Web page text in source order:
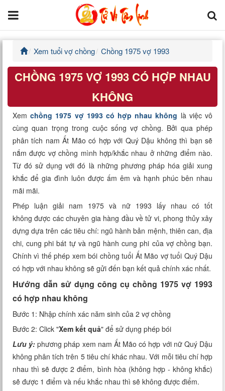
Trang chủ
Tử Vi Đẩu Số
Tử Vi 12 Con Giáp
Phong thủy
Kinh Dịch
Văn Hoa Tâm linh
Xem ngày
Xem tuổi
Xem bói
Tướng số
Cung hoàng đạo
Xem tuổi vợ chồng Chồng 1975 vợ 1993
CHỒNG 1975 VỢ 1993 CÓ HỢP NHAU
KHÔNG
Xem chồng 1975 vợ 1993 có hợp nhau không là việc vô
cùng quan trọng trong cuộc sống vợ chồng. Bởi qua phép
phân tích nam Ất Mão có hợp với Quý Dậu không thì bạn sẽ
nắm được vợ chồng mình hợp/khắc nhau ở những điểm nào.
Từ đó sử dụng với đó là những phương pháp hóa giải xung
khắc để gia đình luôn được ấm êm và hạnh phúc bên nhau
mãi mãi.
Phép luận giải nam 1975 và nữ 1993 lấy nhau có tốt
không được các chuyên gia hàng đầu về tử vi, phong thủy xây
dựng dựa trên các tiêu chí: ngũ hành bản mệnh, thiên can, địa
chi, cung phi bát tự và ngũ hành cung phi của vợ chồng bạn.
Chính vì thế phép xem bói chồng tuổi Ất Mão vợ tuổi Quý Dậu
có hợp với nhau không sẽ gửi đến bạn kết quả chính xác nhất.
Hướng dẫn sử dụng công cụ chồng 1975 vợ 1993
có hợp nhau không
Bước 1: Nhập chính xác năm sinh của 2 vợ chồng
Bước 2: Click "Xem kết quả" để sử dụng phép bói
Lưu ý: phương pháp xem nam Ất Mão có hợp với nữ Quý Dậu
không phân tích trên 5 tiêu chí khác nhau. Với mỗi tiêu chí hợp
nhau thì sẽ được 2 điểm, bình hòa (không hợp - không khắc)
sẽ được 1 điểm và nếu khắc nhau thì sẽ không được điểm.